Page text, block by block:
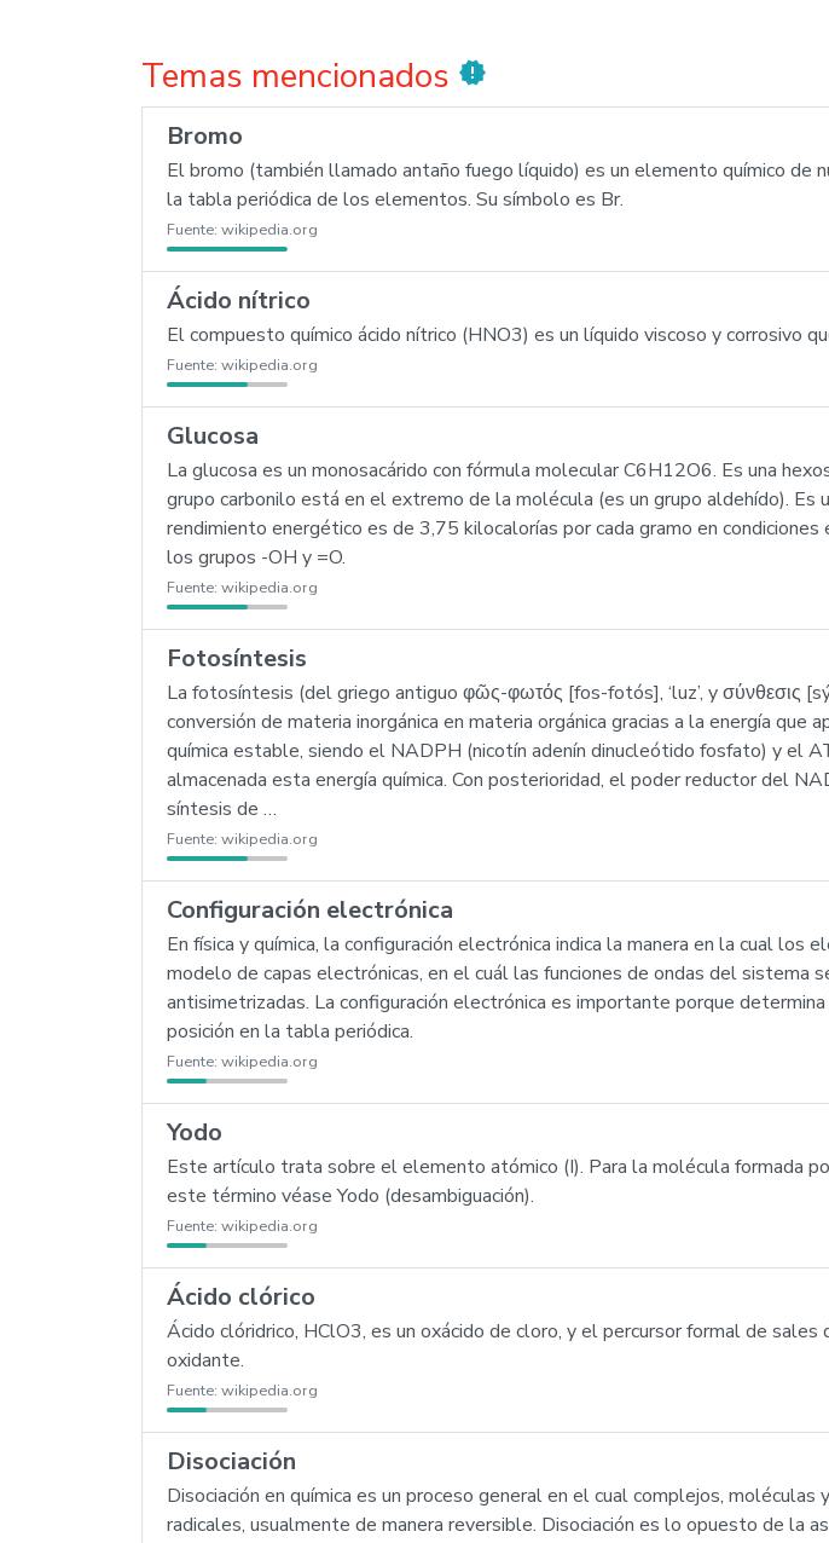
Temas mencionados new_releases
Bromo
El bromo (también llamado antaño fuego líquido) es un elemento químico
la tabla periódica de los elementos. Su símbolo es Br.
Fuente: wikipedia.org
Ácido nítrico
El compuesto químico ácido nítrico (HNO3) es un líquido viscoso y corrosivo
Fuente: wikipedia.org
Glucosa
La glucosa es un monosacárido con fórmula molecular C6H12O6. Es una
grupo carbonilo está en el extremo de la molécula (es un grupo aldehído). Es
rendimiento energético es de 3,75 kilocalorías por cada gramo en
los grupos -OH y =O.
Fuente: wikipedia.org
Fotosíntesis
La fotosíntesis (del griego antiguo φῶς-φωτός [fos-fotós], ‘luz’, y σύνθεσις
conversión de materia inorgánica en materia orgánica gracias a la energía
química estable, siendo el NADPH (nicotín adenín dinucleótido fosfato) y el
almacenada esta energía química. Con posterioridad, el poder reductor del
síntesis de …
Fuente: wikipedia.org
Configuración electrónica
En física y química, la configuración electrónica indica la manera en la cual
modelo de capas electrónicas, en el cuál las funciones de ondas del
antisimetrizadas. La configuración electrónica es importante porque
posición en la tabla periódica.
Fuente: wikipedia.org
Yodo
Este artículo trata sobre el elemento atómico (I). Para la molécula formada
este término véase Yodo (desambiguación).
Fuente: wikipedia.org
Ácido clórico
Ácido clóridrico, HClO3, es un oxácido de cloro, y el percursor formal de
oxidante.
Fuente: wikipedia.org
Disociación
Disociación en química es un proceso general en el cual complejos,
radicales, usualmente de manera reversible. Disociación es lo opuesto de la